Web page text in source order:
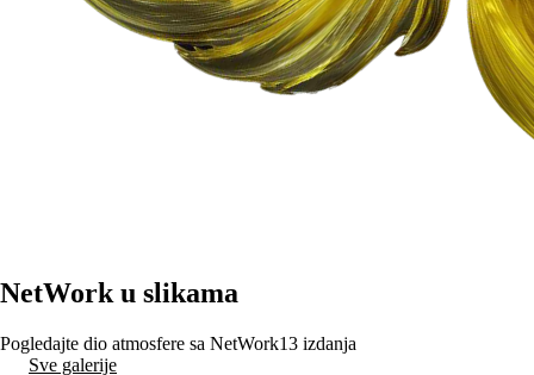
NetWork u slikama
Pogledajte dio atmosfere sa NetWork13 izdanja
Sve galerije